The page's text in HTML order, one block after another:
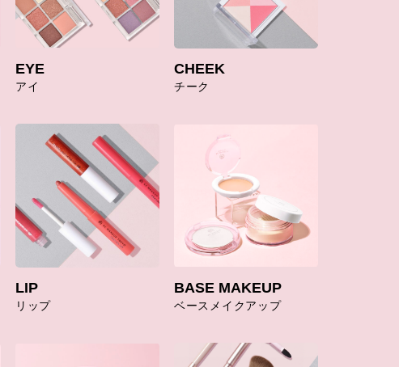
EYE
アイ
CHEEK
チーク
LIP
リップ
BASE MAKEUP
ベースメイクアップ